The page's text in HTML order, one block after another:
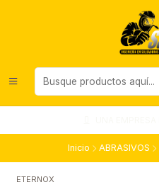
Inicio ABRASIVOS
ETERNOX